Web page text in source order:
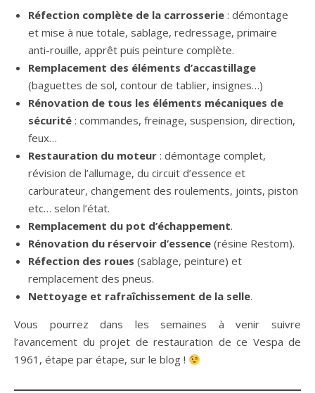
Réfection complète de la carrosserie : démontage
et mise à nue totale, sablage, redressage, primaire
anti-rouille, apprêt puis peinture complète.
Remplacement des éléments d’accastillage
(baguettes de sol, contour de tablier, insignes…)
Rénovation de tous les éléments mécaniques de
sécurité : commandes, freinage, suspension, direction,
feux…
Restauration du moteur : démontage complet,
révision de l’allumage, du circuit d’essence et
carburateur, changement des roulements, joints, piston
etc… selon l’état.
Remplacement du pot d’échappement.
Rénovation du réservoir d’essence (résine Restom).
Réfection des roues (sablage, peinture) et
remplacement des pneus.
Nettoyage et rafraîchissement de la selle.
Vous pourrez dans les semaines à venir suivre
l’avancement du projet de restauration de ce Vespa de
1961, étape par étape, sur le blog !